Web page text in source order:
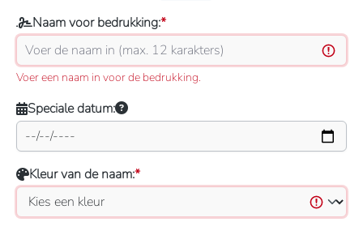
Naam voor bedrukking:*
Voer een naam in voor de bedrukking.
Speciale datum:
Kleur van de naam:*